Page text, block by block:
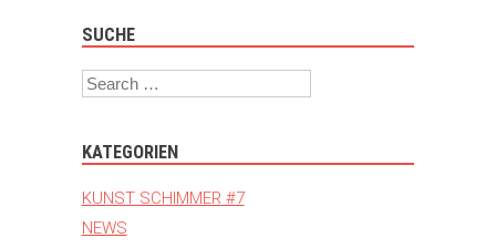
SUCHE
Search
KATEGORIEN
KUNST SCHIMMER #7
NEWS